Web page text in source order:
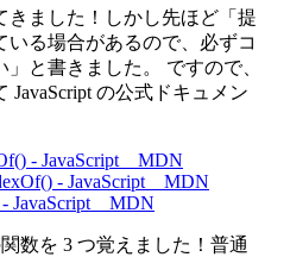
きました！しかし先ほど「提
る場合があるので、必ずコ
と書きました。 ですので、
JavaScript の公式ドキュメン
- JavaScript _ MDN
- JavaScript _ MDN
JavaScript _ MDN
数を 3 つ覚えました！普通